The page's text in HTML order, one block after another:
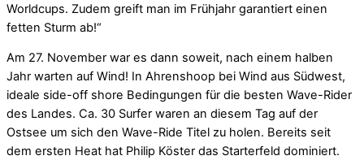
Worldcups. Zudem greift man im Frühjahr garantiert einen
fetten Sturm ab!“
Am 27. November war es dann soweit, nach einem halben
Jahr warten auf Wind! In Ahrenshoop bei Wind aus Südwest,
ideale side-off shore Bedingungen für die besten Wave-Rider
des Landes. Ca. 30 Surfer waren an diesem Tag auf der
Ostsee um sich den Wave-Ride Titel zu holen. Bereits seit
dem ersten Heat hat Philip Köster das Starterfeld dominiert.